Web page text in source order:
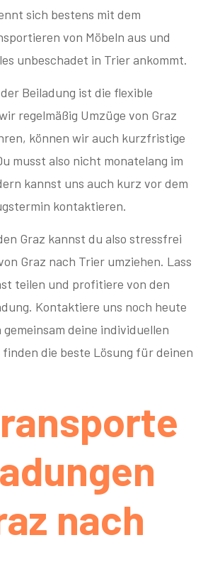
sich bestens mit dem
von Möbeln aus und
unbeschadet in Trier ankommt.
Beiladung ist die flexible
regelmäßig Umzüge von Graz
können wir auch kurzfristige
musst also nicht monatelang im
kannst uns auch kurz vor dem
kontaktieren.
Graz kannst du also stressfrei
Graz nach Trier umziehen. Lass
teilen und profitiere von den
Kontaktiere uns noch heute
deine individuellen
die beste Lösung für deinen
nach